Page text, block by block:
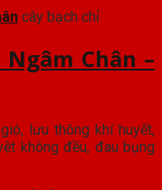
cây bạch chỉ
Chân –
lưu thông khí huyết,
không đều, đau bụng